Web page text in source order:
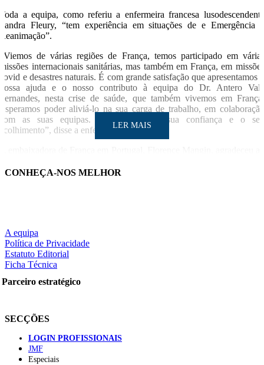
Toda a equipa, como referiu a enfermeira francesa lusodescendente
Sandra Fleury, “tem experiência em situações de e Emergência e
Reanimação”.
“Viemos de várias regiões de França, temos participado em várias
missões internacionais sanitárias, mas também em França, em missões
covid e desastres naturais. É com grande satisfação que apresentamos a
nossa ajuda e o nosso contributo à equipa do Dr. Antero Vale
Fernandes, nesta crise de saúde, que também vivemos em França.
Esperamos poder aliviá-lo na sua carga de trabalho, em colaboração
com as suas equipas. Agradecemos a sua confiança e o seu
acolhimento”, disse a enfermeira.
cooperação médica neste momento difícil”, salientando que se trata de
Partilhe nas redes sociais:
LER MAIS
CONHEÇA-NOS MELHOR
A equipa
Política de Privacidade
Estatuto Editorial
Ficha Técnica
Parceiro estratégico
SECÇÕES
LOGIN PROFISSIONAIS
JMF
Especiais